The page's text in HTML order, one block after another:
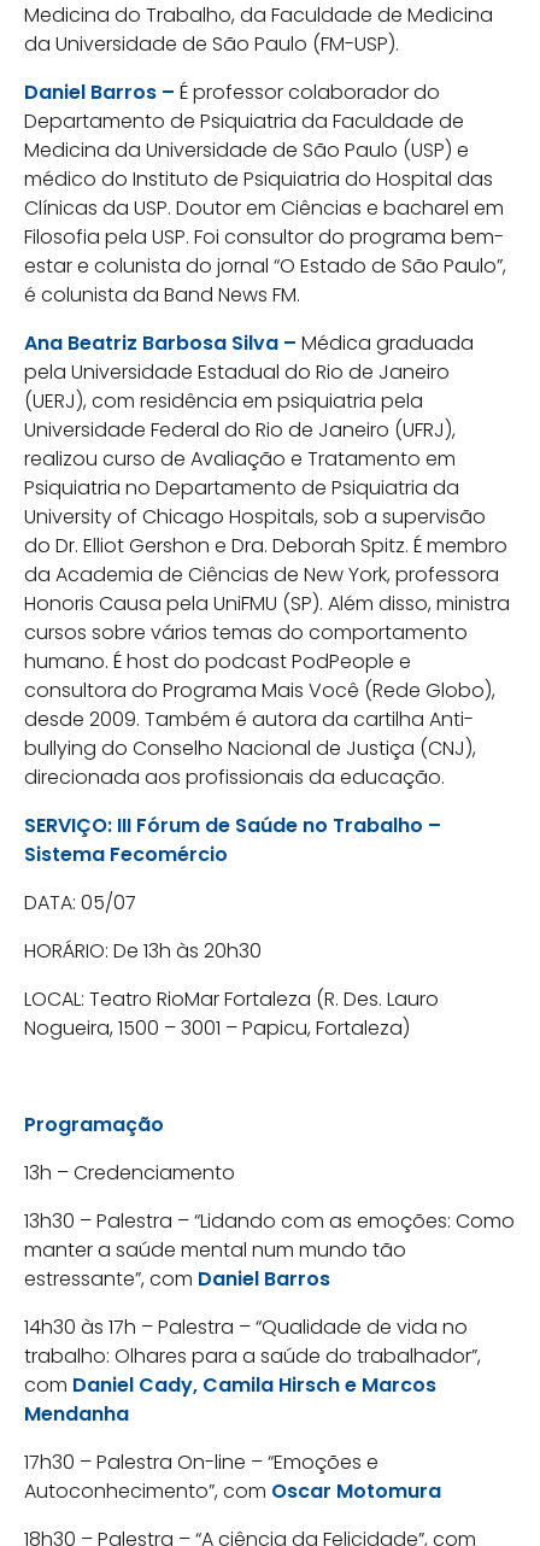
Medicina do Trabalho, da Faculdade de Medicina
da Universidade de São Paulo (FM-USP).
Daniel Barros – É professor colaborador do
Departamento de Psiquiatria da Faculdade de
Medicina da Universidade de São Paulo (USP) e
médico do Instituto de Psiquiatria do Hospital das
Clínicas da USP. Doutor em Ciências e bacharel em
Filosofia pela USP. Foi consultor do programa bem-
estar e colunista do jornal “O Estado de São Paulo”,
é colunista da Band News FM.
Ana Beatriz Barbosa Silva – Médica graduada
pela Universidade Estadual do Rio de Janeiro
(UERJ), com residência em psiquiatria pela
Universidade Federal do Rio de Janeiro (UFRJ),
realizou curso de Avaliação e Tratamento em
Psiquiatria no Departamento de Psiquiatria da
University of Chicago Hospitals, sob a supervisão
do Dr. Elliot Gershon e Dra. Deborah Spitz. É membro
da Academia de Ciências de New York, professora
Honoris Causa pela UniFMU (SP). Além disso, ministra
cursos sobre vários temas do comportamento
humano. É host do podcast PodPeople e
consultora do Programa Mais Você (Rede Globo),
desde 2009. Também é autora da cartilha Anti-
bullying do Conselho Nacional de Justiça (CNJ),
direcionada aos profissionais da educação.
SERVIÇO: III Fórum de Saúde no Trabalho –
Sistema Fecomércio
DATA: 05/07
HORÁRIO: De 13h às 20h30
LOCAL: Teatro RioMar Fortaleza (R. Des. Lauro
Nogueira, 1500 – 3001 – Papicu, Fortaleza)
Programação
13h – Credenciamento
13h30 – Palestra – “Lidando com as emoções: Como
manter a saúde mental num mundo tão
estressante”, com Daniel Barros
14h30 às 17h – Palestra – “Qualidade de vida no
trabalho: Olhares para a saúde do trabalhador”,
com Daniel Cady, Camila Hirsch e Marcos
Mendanha
17h30 – Palestra On-line – “Emoções e
Autoconhecimento”, com Oscar Motomura
18h30 – Palestra – “A ciência da Felicidade”, com